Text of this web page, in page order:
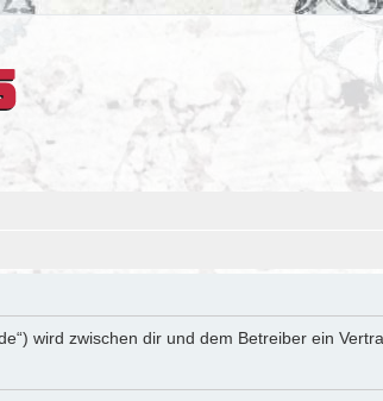
wird zwischen dir und dem Betreiber ein